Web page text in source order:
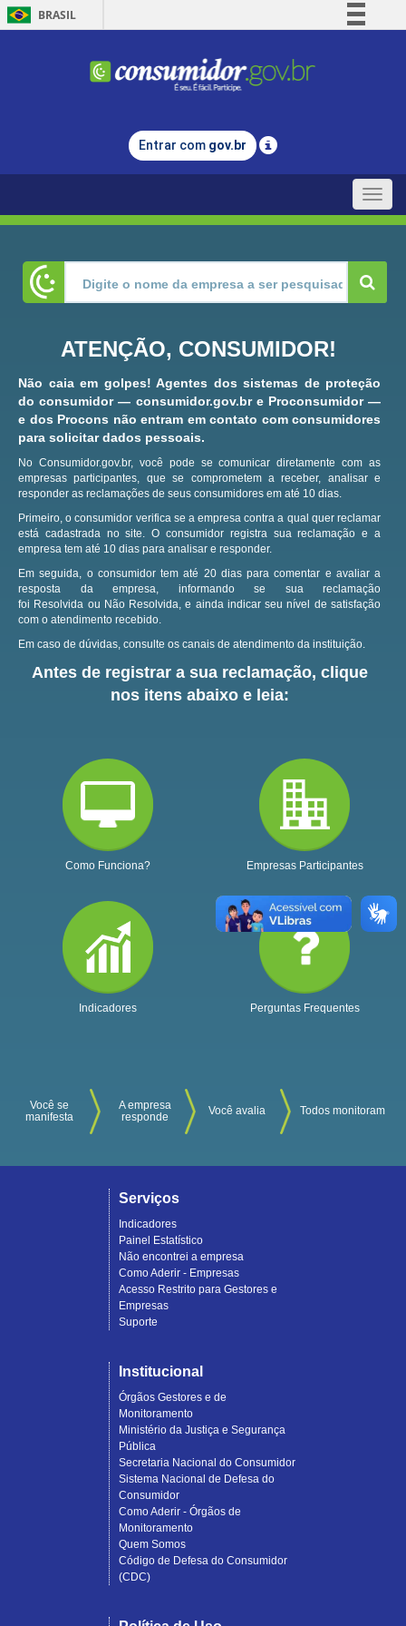
BRASIL
Comunica BR
Legislação
Entrar com gov.br
Toggle
ATENÇÃO, CONSUMIDOR!
Não caia em golpes! Agentes dos sistemas de proteção
do consumidor — consumidor.gov.br e Proconsumidor —
e dos Procons não entram em contato com consumidores
para solicitar dados pessoais.
No Consumidor.gov.br, você pode se comunicar diretamente com as
empresas participantes, que se comprometem a receber, analisar e
responder as reclamações de seus consumidores em até 10 dias.
Primeiro, o consumidor verifica se a empresa contra a qual quer reclamar
está cadastrada no site.O consumidor registra sua reclamação e a
empresa tem até 10 dias para analisar e responder.
Em seguida, o consumidor tem até 20 dias para comentar e avaliar a
resposta da empresa, informando se sua reclamação
foi Resolvida ou Não Resolvida, e ainda indicar seu nível de satisfação
com o atendimento recebido.
Em caso de dúvidas, consulte os canais de atendimento da instituição.
Antes de registrar a sua reclamação, clique
nos itens abaixo e leia:
Como Funciona? Empresas Participantes
Indicadores Perguntas Frequentes
Você se
manifesta
A empresa
responde
Você avalia Todos monitoram
Serviços
Indicadores
Painel Estatístico
Não encontrei a empresa
Como Aderir - Empresas
Acesso Restrito para Gestores e
Empresas
Suporte
Institucional
Órgãos Gestores e de
Monitoramento
Ministério da Justiça e Segurança
Pública
Secretaria Nacional do Consumidor
Sistema Nacional de Defesa do
Consumidor
Como Aderir - Órgãos de
Monitoramento
Quem Somos
Código de Defesa do Consumidor
(CDC)